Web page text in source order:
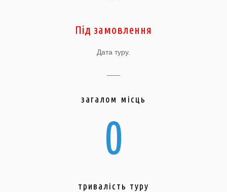
Під замовлення
Дата туру.
загалом місць
0
тривалість туру